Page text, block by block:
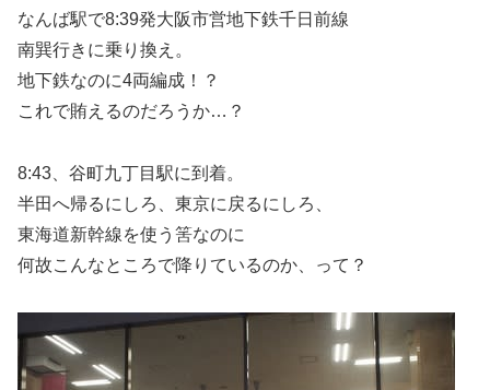
なんば駅で8:39発大阪市営地下鉄千日前線
南巽行きに乗り換え。
地下鉄なのに4両編成！？
これで賄えるのだろうか…？
8:43、谷町九丁目駅に到着。
半田へ帰るにしろ、東京に戻るにしろ、
東海道新幹線を使う筈なのに
何故こんなところで降りているのか、って？